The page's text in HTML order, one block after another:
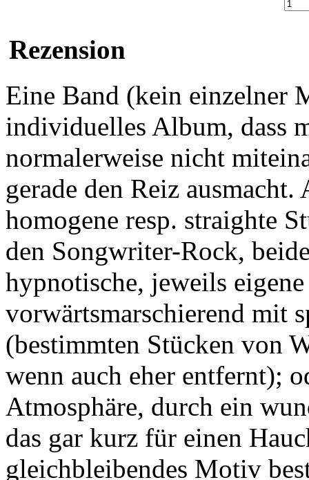
Rezension
Eine Band (kein einzelner
individuelles Album, dass
normalerweise nicht
gerade den Reiz
homogene resp. straighte
den Songwriter-Rock,
hypnotische, jeweils
vorwärtsmarschierend mit
(bestimmten Stücken von
wenn auch eher entfernt);
Atmosphäre, durch ein
das gar kurz für einen
gleichbleibendes Motiv